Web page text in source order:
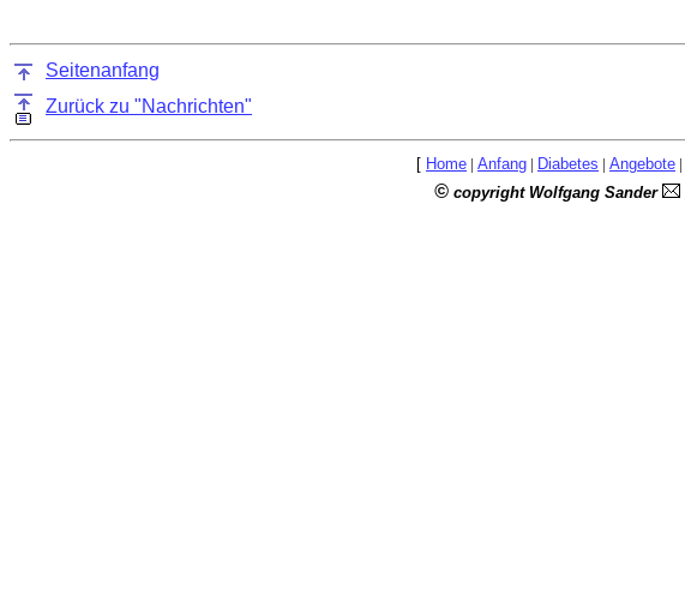
Seitenanfang
Zurück zu "Nachrichten"
[ Home | Anfang | Diabetes | Angebote |
© copyright Wolfgang Sander